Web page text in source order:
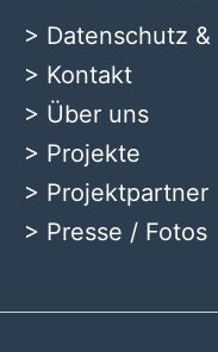
> Datenschutz &
> Kontakt
> Über uns
> Projekte
> Projektpartner
> Presse / Fotos